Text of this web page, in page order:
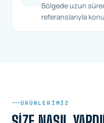
Bölgede uzun
referanslarıyla
ÜRÜNLERIMIZ